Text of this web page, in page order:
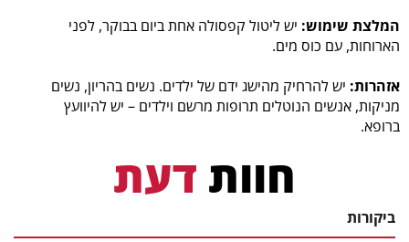
המלצת שימוש: יש ליטול קפסולה אחת ביום בבוקר, לפני
הארוחות, עם כוס מים.
אזהרות: יש להרחיק מהישג ידם של ילדים. נשים בהריון, נשים
מניקות, אנשים הנוטלים תרופות מרשם וילדים – יש להיוועץ
ברופא.
חוות דעת
ביקורות